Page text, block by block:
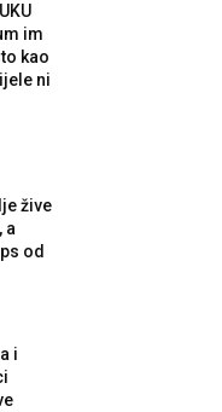
im
kao
ni
žive
a
od
i